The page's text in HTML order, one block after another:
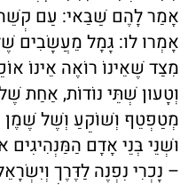
אָמַר לָהֶם שַׁבַּאי: עַם קְשֵׁה
אָמְרוּ לו: גָּמָל מֵעֲשָׂבִים
מִצַּד שֶׁאֵינוֹ רוֹאֶה אֵינוֹ
וְטָעוּן שְׁתֵּי נוֹדוֹת, אַחַת
מְטַפְטֵף וְשׁוֹקֵעַ וְשֶׁל
וּשְׁנֵי בְּנֵי אָדָם הַמַּנְהִיגִים
– נָכְרִי נִפְנֶה לַדֶּרֶךְ